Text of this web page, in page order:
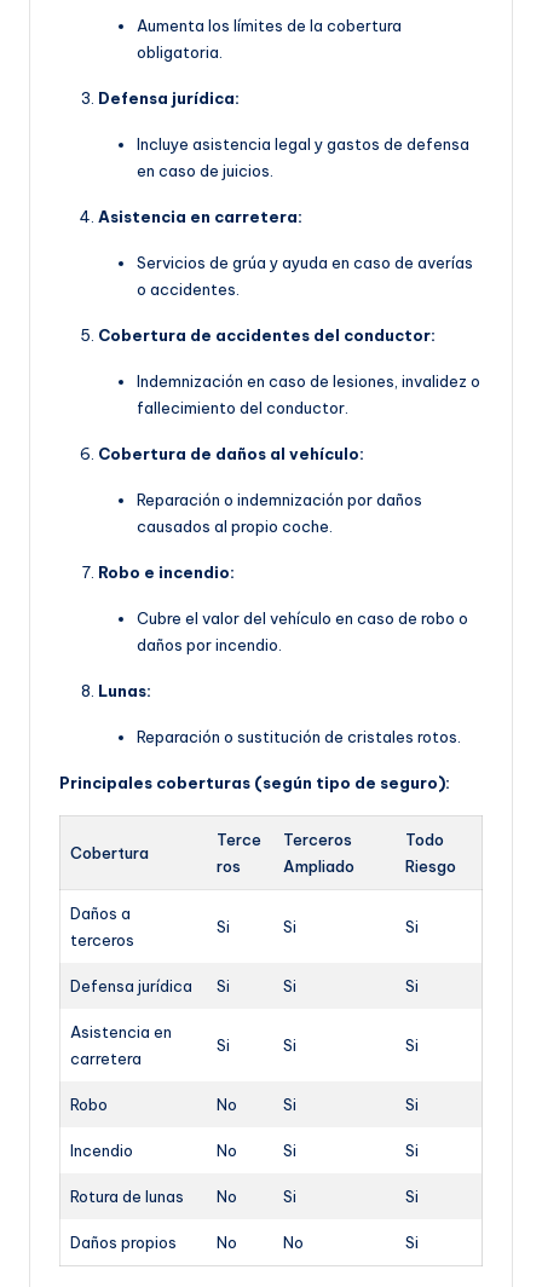
Aumenta los límites de la cobertura
obligatoria.
Defensa jurídica:
Incluye asistencia legal y gastos de defensa
en caso de juicios.
Asistencia en carretera:
Servicios de grúa y ayuda en caso de averías
o accidentes.
Cobertura de accidentes del conductor:
Indemnización en caso de lesiones, invalidez o
fallecimiento del conductor.
Cobertura de daños al vehículo:
Reparación o indemnización por daños
causados al propio coche.
Robo e incendio:
Cubre el valor del vehículo en caso de robo o
daños por incendio.
Lunas:
Reparación o sustitución de cristales rotos.
Principales coberturas (según tipo de seguro):
Cobertura
Terce
ros
Terceros
Ampliado
Todo
Riesgo
Daños a
terceros
Si Si Si
Defensa jurídica Si Si Si
Asistencia en
carretera
Si Si Si
Robo No Si Si
Incendio No Si Si
Rotura de lunas No Si Si
Daños propios No No Si